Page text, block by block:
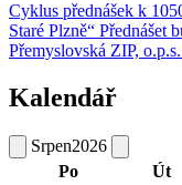
Cyklus přednášek k
Staré Plzně“ Přednášet
Přemyslovská ZIP,
Kalendář
Srpen2026
Po
Út